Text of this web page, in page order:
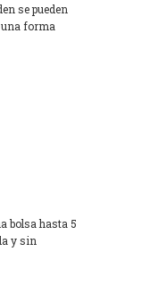
se pueden
forma
bolsa hasta 5
y sin